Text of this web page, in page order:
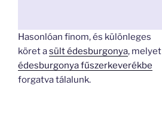
Hasonlóan finom, és különleges
köret asült édesburgonya, melyet
édesburgonya fűszerkeverékbe
forgatva tálalunk.